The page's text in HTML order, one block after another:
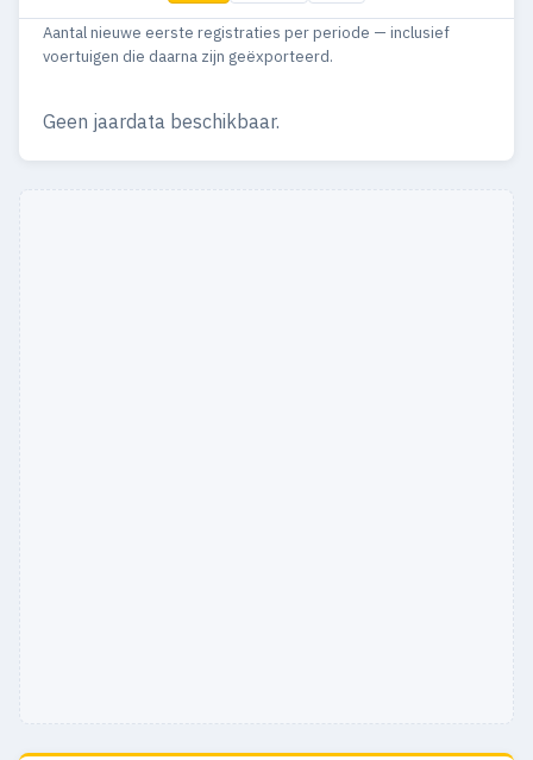
Aantal nieuwe eerste registraties per periode — inclusief
voertuigen die daarna zijn geëxporteerd.
Geen jaardata beschikbaar.